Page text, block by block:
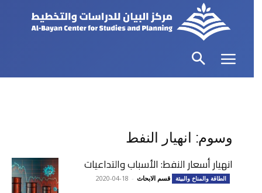
وسوم: انهيار النفط
انهيار أسعار النفط: الأسباب والتداعيات
الطاقة والمناخ والبيئة قسم الابحاث -
2020-04-18